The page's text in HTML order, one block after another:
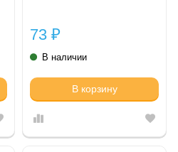
73 ₽
В наличии
В корзину